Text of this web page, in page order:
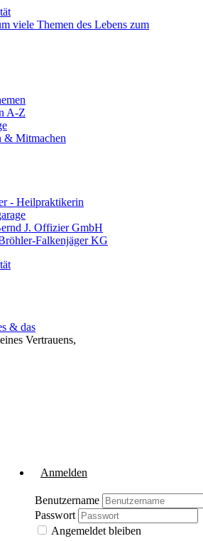
viele Themen des Lebens zum
A-Z
& Mitmachen
- Heilpraktikerin
J. Offizier GmbH
Falkenjäger KG
& das
Vertrauens,
Anmelden
Benutzername
Passwort
Angemeldet bleiben